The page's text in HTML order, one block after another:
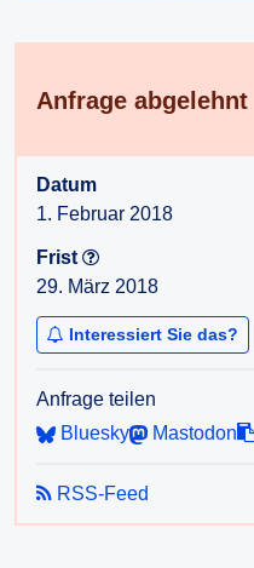
Mit freundlichen Grüßen,
Anfrage abgelehnt
Datum
1. Februar 2018
Frist
29. März 2018
Interessiert Sie das?
Anfrage teilen
Bluesky
Mastodon
RSS-Feed